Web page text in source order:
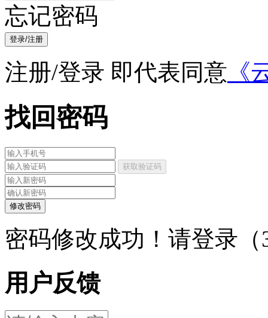
忘记密码
登录/注册
注册/登录 即代表同意 《
找回密码
获取验证码
修改密码
密码修改成功！请登录（
用户反馈